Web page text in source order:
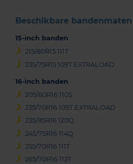
Beschikbare bandenmaten
15-inch banden
215/80R15 111T
235/75R15 109T EXTRALOAD
16-inch banden
205/80R16 110S
235/70R16 109T EXTRALOAD
235/85R16 120Q
245/75R16 114Q
255/70R16 111T
265/70R16 112T